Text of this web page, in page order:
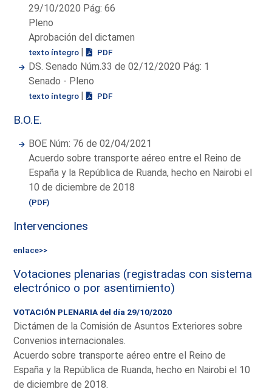
29/10/2020 Pág: 66
Pleno
Aprobación del dictamen
texto íntegro | PDF
DS. Senado Núm.33 de 02/12/2020 Pág: 1
Senado - Pleno
texto íntegro | PDF
B.O.E.
BOE Núm: 76 de 02/04/2021
Acuerdo sobre transporte aéreo entre el Reino de
España y la República de Ruanda, hecho en Nairobi el
10 de diciembre de 2018
(PDF)
Intervenciones
enlace>>
Votaciones plenarias (registradas con sistema
electrónico o por asentimiento)
VOTACIÓN PLENARIA del día 29/10/2020
Dictámen de la Comisión de Asuntos Exteriores sobre
Convenios internacionales.
Acuerdo sobre transporte aéreo entre el Reino de
España y la República de Ruanda, hecho en Nairobi el 10
de diciembre de 2018.